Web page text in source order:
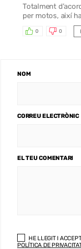
Totalment
per motos, així
0 0
NOM
CORREU ELECTRÒNIC
EL TEU COMENTARI
HE LLEGIT I
POLÍTICA DE